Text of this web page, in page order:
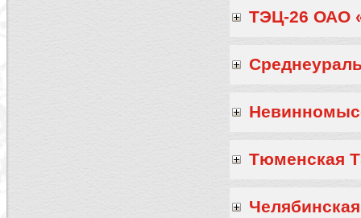
ТЭЦ-26 ОАО
Тюменская